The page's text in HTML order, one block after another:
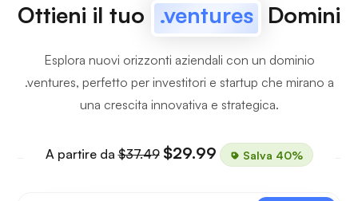
Ottieni il tuo .ventures Domini
Esplora nuovi orizzonti aziendali con un dominio
.ventures, perfetto per investitori e startup che mirano a
una crescita innovativa e strategica.
A partire da$37.49 $29.99 Salva 40%